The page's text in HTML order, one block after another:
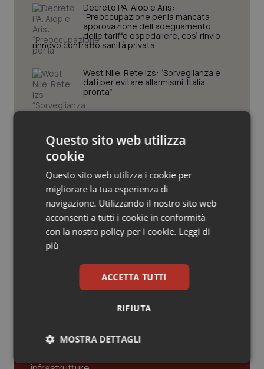
Sicilia
Toscana
Umbria
Valle D’Aosta
Veneto
Neuroscienze & patologie neurodegenerative
Obesità
Oftalmologia
Oncodermatologia
Oncoematologia
Oncologia & Nutrizione
Psoriasi & pelle
Quotidiano Cardiologia
Quotidiano Oncologia
Decreto PA. Aiop e Aris:
“Preoccupazione per la mancata
approvazione dell’adeguamento
delle tariffe ospedaliere, così rinvio
rinnovo contratto sanità privata”
West Nile. Rete Izs: “Sorveglianza e
dati per evitare allarmismi. Italia
pronta”
le istruzioni per il Data Matrix. Entro l’8
febbraio 2027 l’adeguamento dei
sistemi
Formazione Medicina Generale.
Fimmg: “Rischio altissimo di perdere
borse e lasciare migliaia di cittadini
senza medico. Serve decreto di
mobilità volontaria interregionale”
Ultime analisi e review da QS Pro
Cloud sanitario: infrastrutture,
Questo sito web utilizza
cookie
Questo sito web utilizza i cookie per
migliorare la tua esperienza di
navigazione. Utilizzando il nostro sito web
acconsenti a tutti i cookie in conformità
con la nostra policy per i cookie. Leggi di
più
ACCETTA TUTTI
RIFIUTA
MOSTRA DETTAGLI
Necessari Statistici Marketing